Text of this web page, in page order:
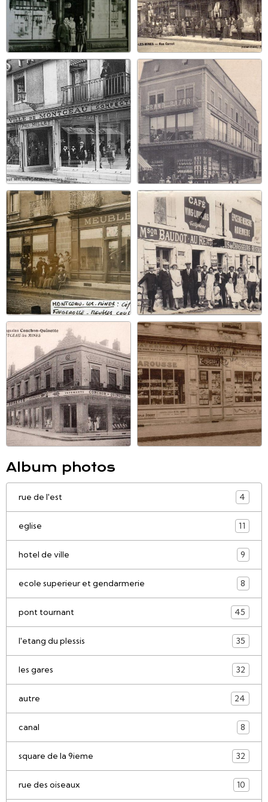
Album photos
rue de l'est 4
eglise 11
hotel de ville 9
ecole superieur et gendarmerie 8
pont tournant 45
l'etang du plessis 35
les gares 32
autre 24
canal 8
square de la 9ieme 32
rue des oiseaux 10